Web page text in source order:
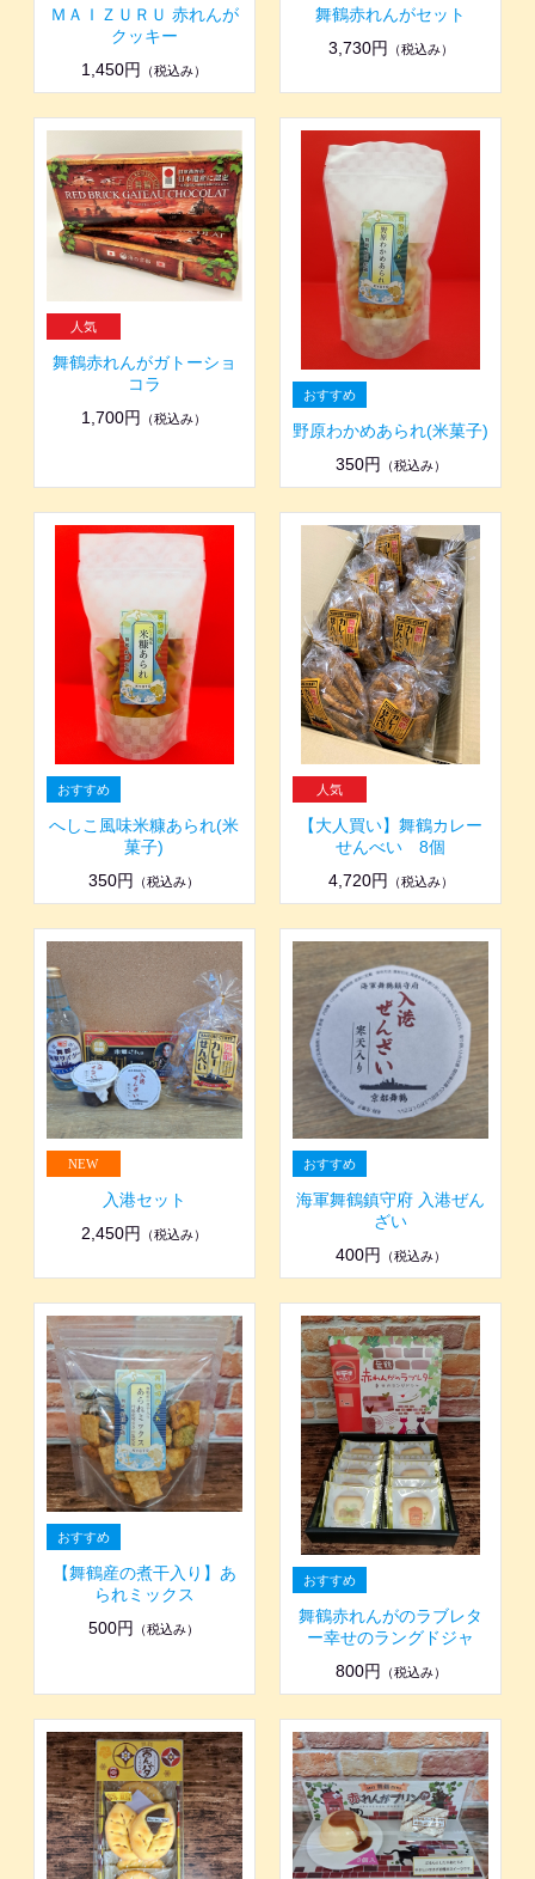
ＭＡＩＺＵＲＵ 赤れんが
クッキー
1,450円
（税込み）
舞鶴赤れんがセット
3,730円
（税込み）
舞鶴赤れんがガトーショ
コラ
1,700円
（税込み）
野原わかめあられ(米菓子)
350円
（税込み）
へしこ風味米糠あられ(米
菓子)
350円
（税込み）
【大人買い】舞鶴カレー
せんべい 8個
4,720円
（税込み）
入港セット
2,450円
（税込み）
海軍舞鶴鎮守府 入港ぜん
ざい
400円
（税込み）
【舞鶴産の煮干入り】あ
られミックス
500円
（税込み）
舞鶴赤れんがのラブレタ
ー幸せのラングドジャ
800円
（税込み）